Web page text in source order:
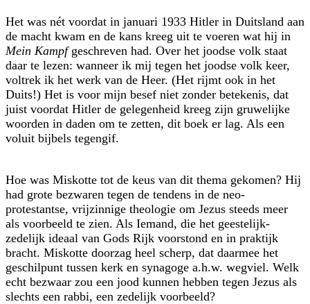
Het was nét voordat in januari 1933 Hitler in Duitsland aan
de macht kwam en de kans kreeg uit te voeren wat hij in
Mein Kampfgeschreven had. Over het joodse volk staat
daar te lezen: wanneer ik mij tegen het joodse volk keer,
voltrek ik het werk van de Heer. (Het rijmt ook in het
Duits!) Het is voor mijn besef niet zonder betekenis, dat
juist voordat Hitler de gelegen­heid kreeg zijn gruwelijke
woorden in daden om te zetten, dit boek er lag. Als een
voluit bijbels tegengif.
Hoe was Miskotte tot de keus van dit thema gekomen? Hij
had grote bezwaren tegen de tendens in de neo-
protestantse, vrijzinnige theologie om Jezus steeds meer
als voorbeeld te zien. Als Iemand, die het geestelijk-
zedelijk ideaal van Gods Rijk voorstond en in praktijk
bracht. Miskotte door­zag heel scherp, dat daarmee het
geschilpunt tussen kerk en synagoge a.h.w. wegviel. Welk
echt bezwaar zou een jood kunnen hebben tegen Jezus als
slechts een rabbi, een zedelijk voorbeeld?